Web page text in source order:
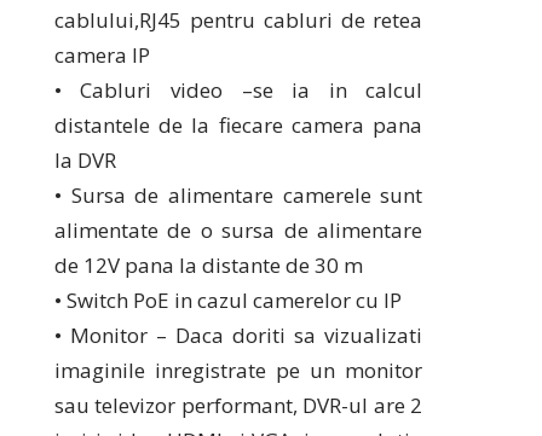
cablului,RJ45 pentru cabluri de retea
camera IP
• Cabluri video –se ia in calcul
distantele de la fiecare camera pana
la DVR
• Sursa de alimentare camerele sunt
alimentate de o sursa de alimentare
de 12V pana la distante de 30 m
• Switch PoE in cazul camerelor cu IP
• Monitor – Daca doriti sa vizualizati
imaginile inregistrate pe un monitor
sau televizor performant, DVR-ul are 2